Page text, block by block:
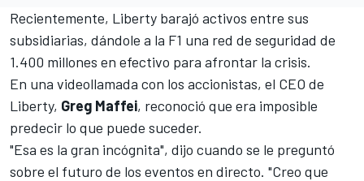
Recientemente, Liberty barajó activos entre sus
subsidiarias, dándole a la F1 una red de seguridad de
1.400 millones en efectivo para afrontar la crisis.
En una videollamada con los accionistas, el CEO de
Liberty, Greg Maffei, reconoció que era imposible
predecir lo que puede suceder.
"Esa es la gran incógnita", dijo cuando se le preguntó
sobre el futuro de los eventos en directo. "Creo que